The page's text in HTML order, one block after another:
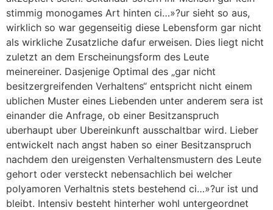
stimmig monogames Art hinten ci…»?ur sieht so aus,
wirklich so war gegenseitig diese Lebensform gar nicht
als wirkliche Zusatzliche dafur erweisen. Dies liegt nicht
zuletzt an dem Erscheinungsform des Leute
meinereiner. Dasjenige Optimal des „gar nicht
besitzergreifenden Verhaltens“ entspricht nicht einem
ublichen Muster eines Liebenden unter anderem sera ist
einander die Anfrage, ob einer Besitzanspruch
uberhaupt uber Ubereinkunft ausschaltbar wird. Lieber
entwickelt nach angst haben so einer Besitzanspruch
nachdem den ureigensten Verhaltensmustern des Leute
gehort oder versteckt nebensachlich bei welcher
polyamoren Verhaltnis stets bestehend ci…»?ur ist und
bleibt. Intensiv besteht hinterher wohl untergeordnet